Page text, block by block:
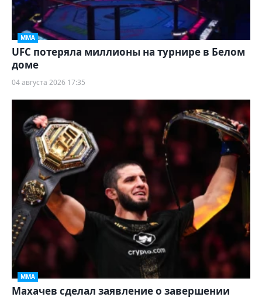
ММА
UFC потеряла миллионы на турнире в Белом
доме
04 августа 2026 17:35
ММА
Махачев сделал заявление о завершении